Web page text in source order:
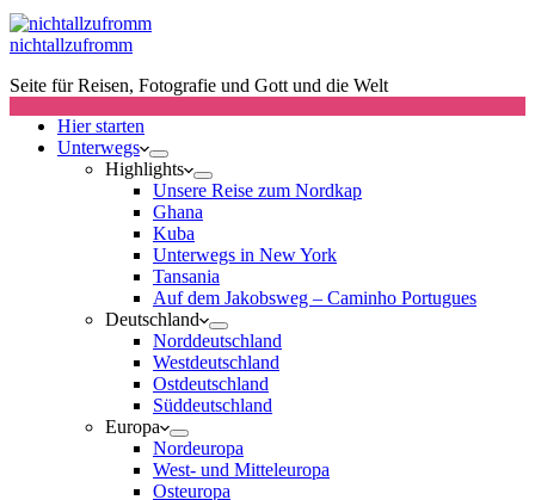
nichtallzufromm
Seite für Reisen, Fotografie und Gott und die Welt
Hier starten
Unterwegs
Highlights
Unsere Reise zum Nordkap
Ghana
Kuba
Unterwegs in New York
Tansania
Auf dem Jakobsweg – Caminho Portugues
Deutschland
Norddeutschland
Westdeutschland
Ostdeutschland
Süddeutschland
Europa
Nordeuropa
West- und Mitteleuropa
Osteuropa